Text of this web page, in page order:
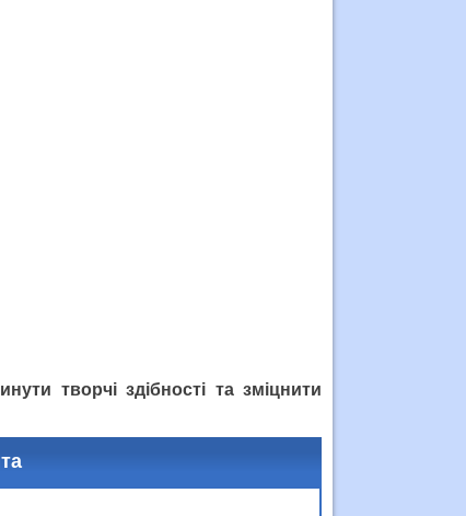
творчі здібності та зміцнити